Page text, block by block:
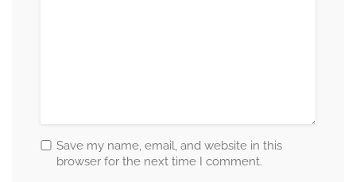
Save my name, email, and website in this
browser for the next time I comment.